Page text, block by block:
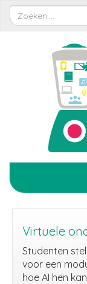
Virtuele
Studenten
voor een
hoe AI hen